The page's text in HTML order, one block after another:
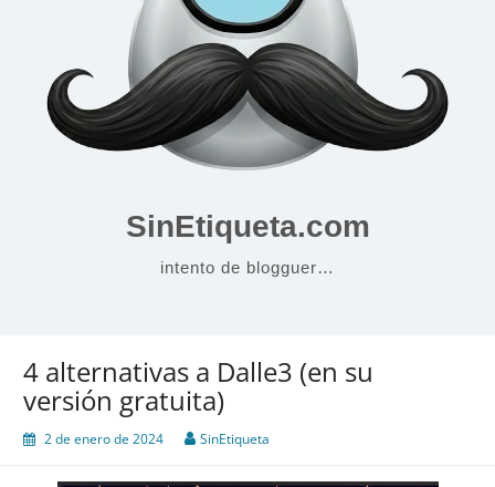
SinEtiqueta.com
intento de blogguer…
4 alternativas a Dalle3 (en su
versión gratuita)
2 de enero de 2024 SinEtiqueta